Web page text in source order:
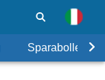
Sparabolle